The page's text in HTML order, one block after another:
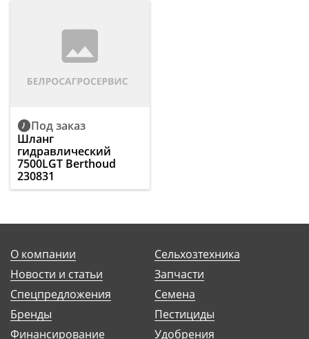
Под заказ
Шланг
гидравлический
7500LGT Berthoud
230831
О компании
Новости и статьи
Спецпредложения
Бренды
Финансирование
Сельхозтехника
Запчасти
Семена
Пестициды
Удобрения